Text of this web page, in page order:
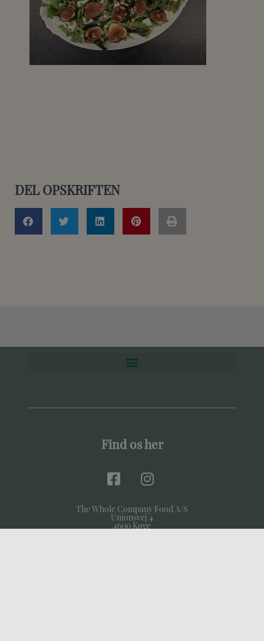
DEL OPSKRIFTEN
Find os her
The Whole Company Food A/S
Unionsvej 4
4600 Køge